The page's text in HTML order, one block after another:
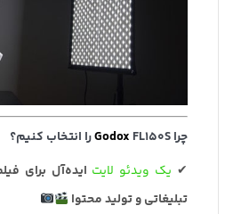
چرا Godox FL150S را انتخاب کنیم؟
✔ یک ویدئو لایت ایده‌آل برای
تبلیغاتی و تولید محتوا